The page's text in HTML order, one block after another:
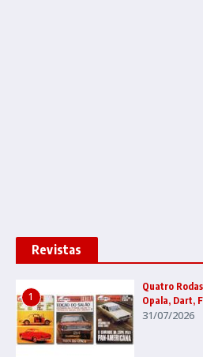
Revistas
1
Quatro
Opala, Dart,
31/07/2026